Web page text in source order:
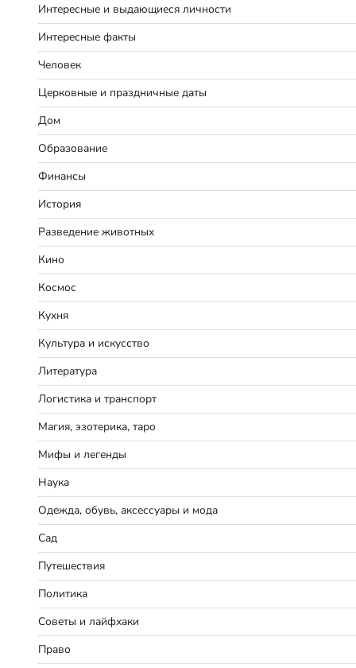
Интересные и выдающиеся личности
Интересные факты
Человек
Церковные и праздничные даты
Дом
Образование
Финансы
История
Разведение животных
Кино
Космос
Кухня
Культура и искусство
Литература
Логистика и транспорт
Магия, эзотерика, таро
Мифы и легенды
Наука
Одежда, обувь, аксессуары и мода
Сад
Путешествия
Политика
Советы и лайфхаки
Право